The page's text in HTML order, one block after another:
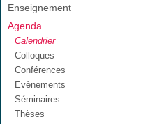
Enseignement
Agenda
Calendrier
Colloques
Conférences
Evènements
Séminaires
Thèses